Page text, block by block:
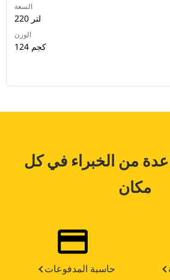
السعة
220 لتر
الوزن
124 كجم
من الخبراء في كل
مكان
حاسبة المدفوعات